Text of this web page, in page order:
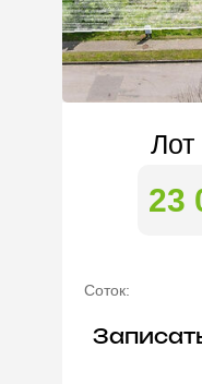
Лот
23
Соток: